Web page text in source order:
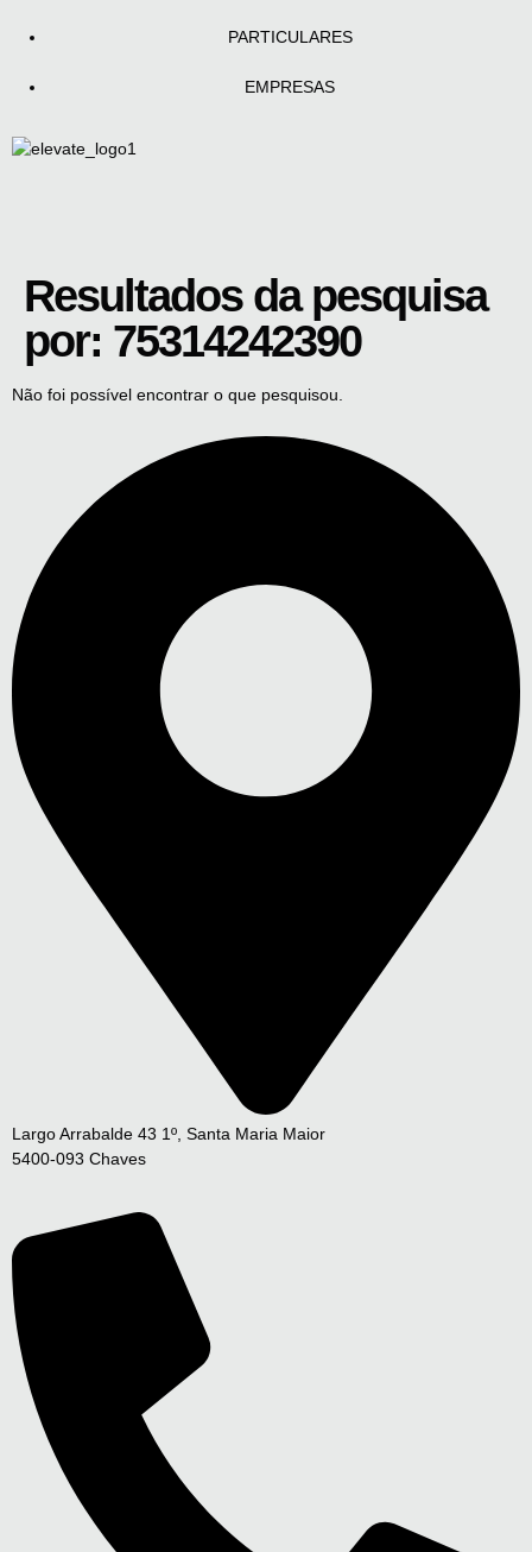
PARTICULARES
EMPRESAS
Resultados da pesquisa
por: 75314242390
Não foi possível encontrar o que pesquisou.
Largo Arrabalde 43 1º, Santa Maria Maior
5400-093 Chaves